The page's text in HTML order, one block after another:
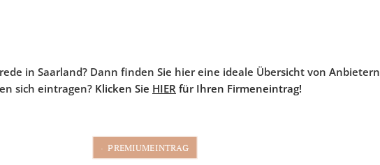
in Saarland? Dann finden Sie hier eine ideale Übersicht von Anbietern
sich eintragen? Klicken Sie HIER für Ihren Firmeneintrag!
PREMIUMEINTRAG